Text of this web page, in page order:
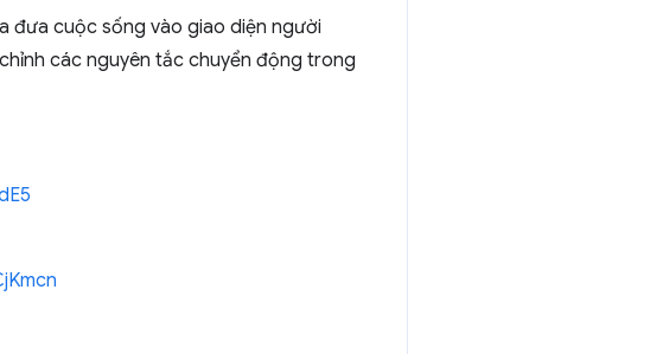
đưa cuộc sống vào giao diện người
các nguyên tắc chuyển động trong